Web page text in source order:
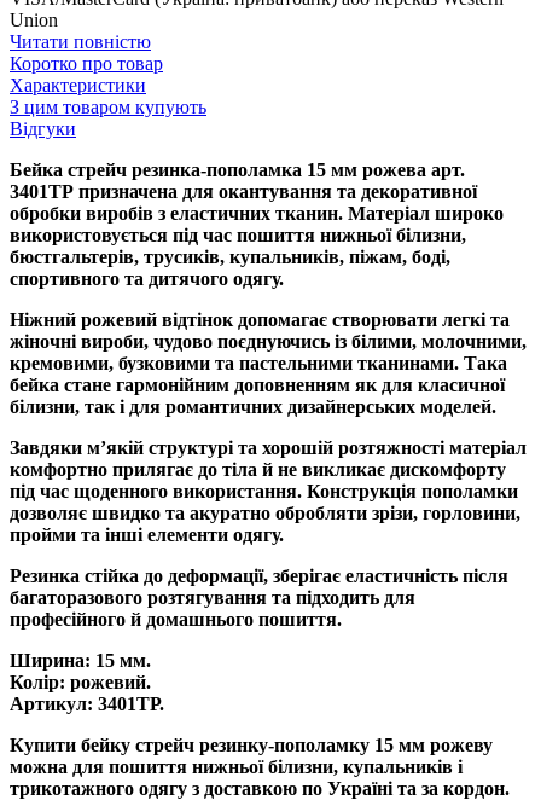
Union
Читати повністю
Коротко про товар
Характеристики
З цим товаром купують
Відгуки
Бейка стрейч резинка-пополамка 15 мм рожева арт.
3401ТР призначена для окантування та декоративної
обробки виробів з еластичних тканин. Матеріал широко
використовується під час пошиття нижньої білизни,
бюстгальтерів, трусиків, купальників, піжам, боді,
спортивного та дитячого одягу.
Ніжний рожевий відтінок допомагає створювати легкі та
жіночні вироби, чудово поєднуючись із білими, молочними,
кремовими, бузковими та пастельними тканинами. Така
бейка стане гармонійним доповненням як для класичної
білизни, так і для романтичних дизайнерських моделей.
Завдяки м’якій структурі та хорошій розтяжності матеріал
комфортно прилягає до тіла й не викликає дискомфорту
під час щоденного використання. Конструкція пополамки
дозволяє швидко та акуратно обробляти зрізи, горловини,
пройми та інші елементи одягу.
Резинка стійка до деформації, зберігає еластичність після
багаторазового розтягування та підходить для
професійного й домашнього пошиття.
Ширина: 15 мм.
Колір: рожевий.
Артикул: 3401ТР.
Купити бейку стрейч резинку-пополамку 15 мм рожеву
можна для пошиття нижньої білизни, купальників і
трикотажного одягу з доставкою по Україні та за кордон.